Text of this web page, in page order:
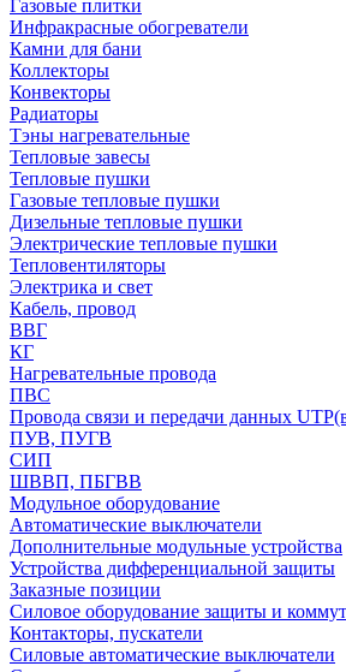
Газовые плитки
Инфракрасные обогреватели
Камни для бани
Коллекторы
Конвекторы
Радиаторы
Тэны нагревательные
Тепловые завесы
Тепловые пушки
Газовые тепловые пушки
Дизельные тепловые пушки
Электрические тепловые пушки
Тепловентиляторы
Электрика и свет
Кабель, провод
ВВГ
КГ
Нагревательные провода
ПВС
Провода связи и передачи данных
ПУВ, ПУГВ
СИП
ШВВП, ПБГВВ
Модульное оборудование
Автоматические выключатели
Дополнительные модульные устройства
Устройства дифференциальной защиты
Заказные позиции
Силовое оборудование защиты и
Контакторы, пускатели
Силовые автоматические выключатели